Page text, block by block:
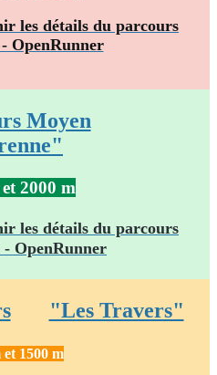
les détails du parcours
OpenRunner
Moyen
2000 m
les détails du parcours
- OpenRunner
"Les Travers"
et 1500 m